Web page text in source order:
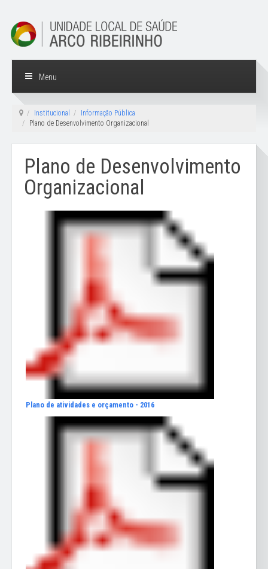
Menu
Institucional
Informação Pública
Plano de Desenvolvimento Organizacional
Plano de Desenvolvimento
Organizacional
Plano de atividades e orçamento - 2016